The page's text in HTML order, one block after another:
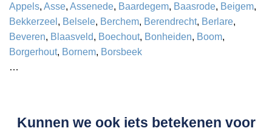
Appels, Asse, Assenede, Baardegem, Baasrode, Beigem,
Bekkerzeel , Belsele, Berchem, Berendrecht, Berlare,
Beveren, Blaasveld, Boechout, Bonheiden, Boom,
Borgerhout, Bornem, Borsbeek
…
Kunnen we ook iets betekenen voor